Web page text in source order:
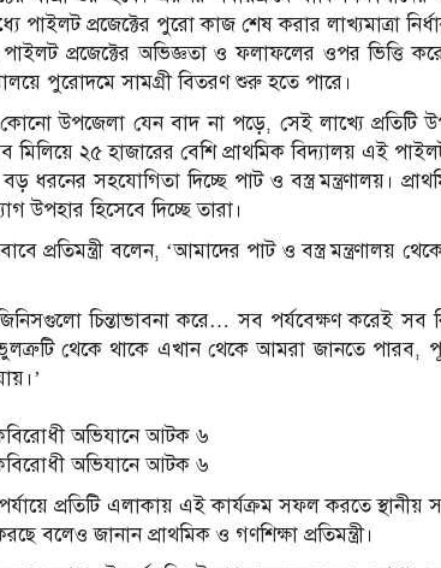
পাইলট প্রজেক্টের পুরো কাজ শেষ করার লাখ্যমাত্রা
পাইলট প্রজেক্টের অভিজ্ঞতা ও ফলাফলের ওপর ভিত্তি
পুরোদমে সামগ্রী বিতরণ শুরু হতে পারে।
কোনো উপজেলা যেন বাদ না পড়ে, সেই লাখ্যে প্রতিটি
মিলিয়ে ২৫ হাজারের বেশি প্রাথমিক বিদ্যালয় এই
ধরনের সহযোগিতা দিচ্ছে পাট ও বস্ত্র মন্ত্রণালয়।
উপহার হিসেবে দিচ্ছে তারা।
প্রতিমন্ত্রী বলেন, ‘আমাদের পাট ও বস্ত্র মন্ত্রণালয়
চিন্তাভাবনা করে… সব পর্যবেক্ষণ করেই
থেকে থাকে এখান থেকে আমরা জানতে পারব,
অভিযানে আটক ৬
অভিযানে আটক ৬
প্রতিটি এলাকায় এই কার্যক্রম সফল করতে স্থানীয়
বলেও জানান প্রাথমিক ও গণশিক্ষা প্রতিমন্ত্রী।